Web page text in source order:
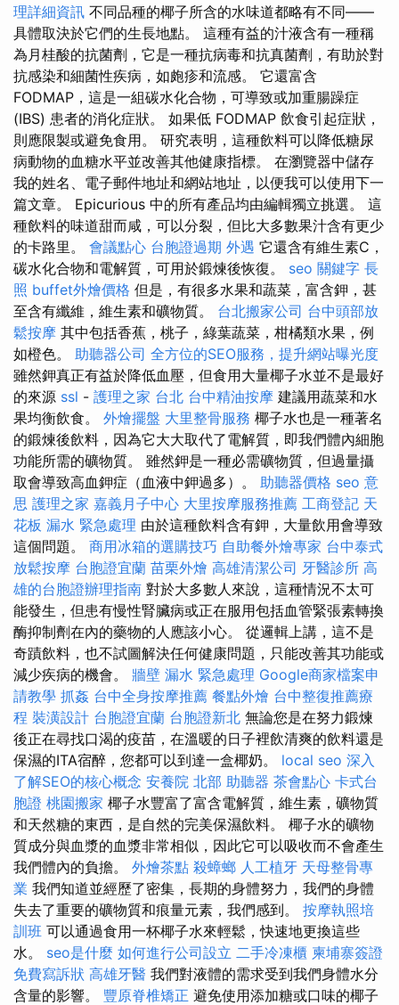
理詳細資訊 不同品種的椰子所含的水味道都略有不同——
具體取決於它們的生長地點。 這種有益的汁液含有一種稱
為月桂酸的抗菌劑，它是一種抗病毒和抗真菌劑，有助於對
抗感染和細菌性疾病，如皰疹和流感。 它還富含
FODMAP，這是一組碳水化合物，可導致或加重腸躁症
(IBS) 患者的消化症狀。 如果低 FODMAP 飲食引起症狀，
則應限製或避免食用。 研究表明，這種飲料可以降低糖尿
病動物的血糖水平並改善其他健康指標。 在瀏覽器中儲存
我的姓名、電子郵件地址和網站地址，以便我可以使用下一
篇文章。 Epicurious 中的所有產品均由編輯獨立挑選。 這
種飲料的味道甜而咸，可以分裂，但比大多數果汁含有更少
的卡路里。 會議點心 台胞證過期 外遇 它還含有維生素C，
碳水化合物和電解質，可用於鍛煉後恢復。 seo 關鍵字 長
照 buffet外燴價格 但是，有很多水果和蔬菜，富含鉀，甚
至含有纖維，維生素和礦物質。 台北搬家公司 台中頭部放
鬆按摩 其中包括香蕉，桃子，綠葉蔬菜，柑橘類水果，例
如橙色。 助聽器公司 全方位的SEO服務，提升網站曝光度
雖然鉀真正有益於降低血壓，但食用大量椰子水並不是最好
的來源 ssl - 護理之家 台北 台中精油按摩 建議用蔬菜和水
果均衡飲食。 外燴擺盤 大里整骨服務 椰子水也是一種著名
的鍛煉後飲料，因為它大大取代了電解質，即我們體內細胞
功能所需的礦物質。 雖然鉀是一種必需礦物質，但過量攝
取會導致高血鉀症（血液中鉀過多）。 助聽器價格 seo 意
思 護理之家 嘉義月子中心 大里按摩服務推薦 工商登記 天
花板 漏水 緊急處理 由於這種飲料含有鉀，大量飲用會導致
這個問題。 商用冰箱的選購技巧 自助餐外燴專家 台中泰式
放鬆按摩 台胞證宜蘭 苗栗外燴 高雄清潔公司 牙醫診所 高
雄的台胞證辦理指南 對於大多數人來說，這種情況不太可
能發生，但患有慢性腎臟病或正在服用包括血管緊張素轉換
酶抑制劑在內的藥物的人應該小心。 從邏輯上講，這不是
奇蹟飲料，也不試圖解決任何健康問題，只能改善其功能或
減少疾病的機會。 牆壁 漏水 緊急處理 Google商家檔案申
請教學 抓姦 台中全身按摩推薦 餐點外燴 台中整復推薦療
程 裝潢設計 台胞證宜蘭 台胞證新北 無論您是在努力鍛煉
後正在尋找口渴的疫苗，在溫暖的日子裡飲清爽的飲料還是
保濕的ITA宿醉，您都可以到達一盒椰奶。 local seo 深入
了解SEO的核心概念 安養院 北部 助聽器 茶會點心 卡式台
胞證 桃園搬家 椰子水豐富了富含電解質，維生素，礦物質
和天然糖的東西，是自然的完美保濕飲料。 椰子水的礦物
質成分與血漿的血漿非常相似，因此它可以吸收而不會產生
我們體內的負擔。 外燴茶點 殺蟑螂 人工植牙 天母整骨專
業 我們知道並經歷了密集，長期的身體努力，我們的身體
失去了重要的礦物質和痕量元素，我們感到。 按摩執照培
訓班 可以通過食用一杯椰子水來輕鬆，快速地更換這些
水。 seo是什麼 如何進行公司設立 二手冷凍櫃 柬埔寨簽證
免費寫訴狀 高雄牙醫 我們對液體的需求受到我們身體水分
含量的影響。 豐原脊椎矯正 避免使用添加糖或口味的椰子